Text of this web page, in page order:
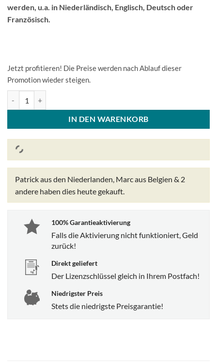
werden, u.a. in Niederländisch, Englisch, Deutsch oder
Französisch.
Jetzt profitieren! Die Preise werden nach Ablauf dieser
Promotion wieder steigen.
IN DEN WARENKORB
Patrick aus den Niederlanden, Marc aus Belgien & 2
andere haben dies heute gekauft.
100% Garantieaktivierung
Falls die Aktivierung nicht funktioniert, Geld
zurück!
Direkt geliefert
Der Lizenzschlüssel gleich in Ihrem Postfach!
Niedrigster Preis
Stets die niedrigste Preisgarantie!